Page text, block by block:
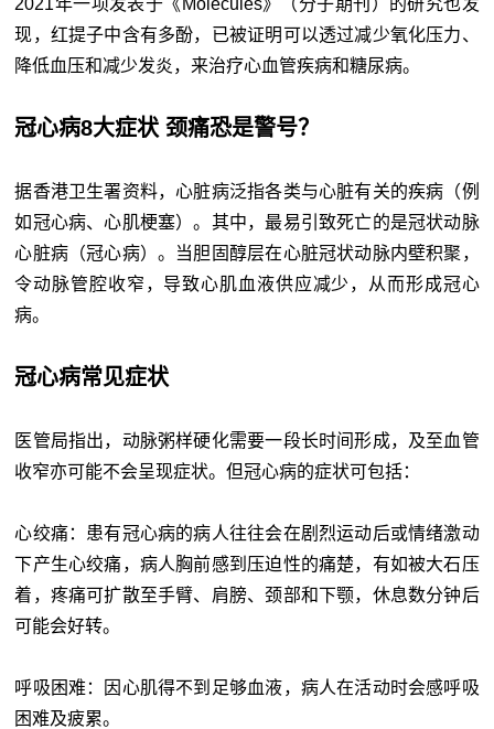
2021年一项发表于《Molecules》（分子期刊）的研究也发
现，红提子中含有多酚，已被证明可以透过减少氧化压力、
降低血压和减少发炎，来治疗心血管疾病和糖尿病。
冠心病8大症状 颈痛恐是警号？
据香港卫生署资料，心脏病泛指各类与心脏有关的疾病（例
如冠心病、心肌梗塞）。其中，最易引致死亡的是冠状动脉
心脏病（冠心病）。当胆固醇层在心脏冠状动脉内壁积聚，
令动脉管腔收窄，导致心肌血液供应减少，从而形成冠心
病。
冠心病常见症状
医管局指出，动脉粥样硬化需要一段长时间形成，及至血管
收窄亦可能不会呈现症状。但冠心病的症状可包括：
心绞痛：患有冠心病的病人往往会在剧烈运动后或情绪激动
下产生心绞痛，病人胸前感到压迫性的痛楚，有如被大石压
着，疼痛可扩散至手臂、肩膀、颈部和下颚，休息数分钟后
可能会好转。
呼吸困难：因心肌得不到足够血液，病人在活动时会感呼吸
困难及疲累。